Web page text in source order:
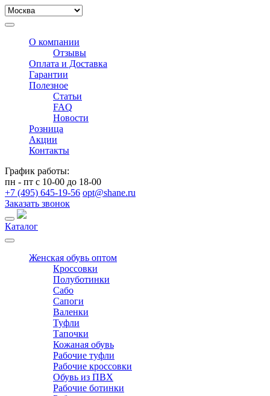
О компании
Отзывы
Оплата и Доставка
Гарантии
Полезное
Статьи
FAQ
Новости
Розница
Акции
Контакты
График работы:
пн - пт с 10-00 до 18-00
+7 (495) 645-19-56 opt@shane.ru
Заказать звонок
Каталог
Женская обувь оптом
Кроссовки
Полуботинки
Сабо
Сапоги
Валенки
Туфли
Тапочки
Кожаная обувь
Рабочие туфли
Рабочие кроссовки
Обувь из ПВХ
Рабочие ботинки